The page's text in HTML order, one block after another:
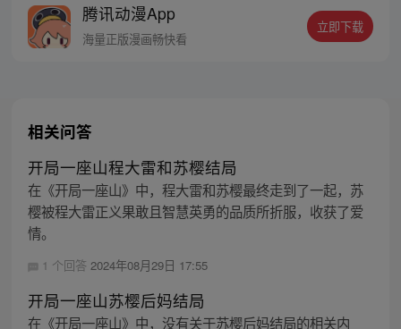
名震古今，问一声：王侯将相，宁有种乎！
腾讯动漫App
海量正版漫画畅快看
立即下载
相关问答
开局一座山程大雷和苏樱结局
在《开局一座山》中，程大雷和苏樱最终走到了一起，苏
樱被程大雷正义果敢且智慧英勇的品质所折服，收获了爱
情。
1 个回答 2024年08月29日 17:55
开局一座山苏樱后妈结局
在《开局一座山》中，没有关于苏樱后妈结局的相关内